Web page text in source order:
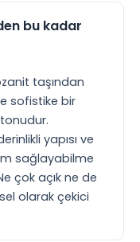
bu kadar
taşından
sofistike bir
yapısı ve
sağlayabilme
çok açık ne de
olarak çekici